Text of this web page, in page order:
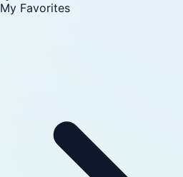
My Favorites